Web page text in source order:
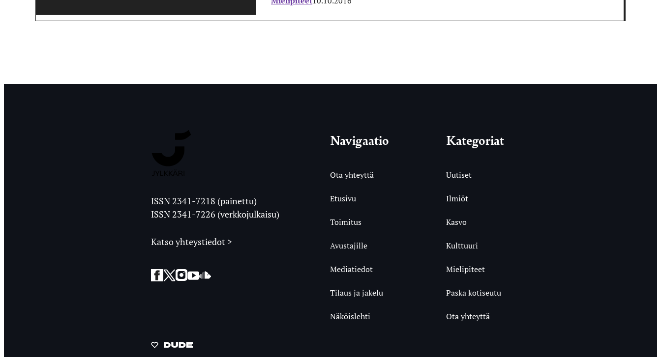
Ylioppilaslehti
ISSN 2341-7218 (painettu)
ISSN 2341-7226 (verkkojulkaisu)
Katso yhteystiedot >
Facebook
Twitter
Instagram
YouTubeSoundCloud
Navigaatio
Ota yhteyttä
Etusivu
Toimitus
Avustajille
Mediatiedot
Tilaus ja jakelu
Näköislehti
Kategoriat
Uutiset
Ilmiöt
Kasvo
Kulttuuri
Mielipiteet
Paska kotiseutu
Ota yhteyttä